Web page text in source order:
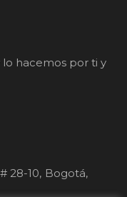
hacemos por ti y
28-10 Bogotá